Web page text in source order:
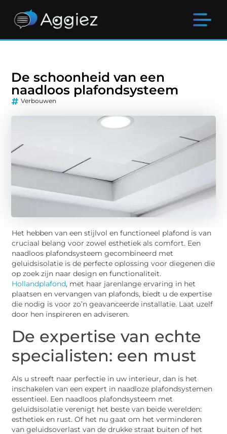
De schoonheid van een
naadloos plafondsysteem
Verbouwen
Het hebben van een stijlvol en functioneel plafond is van
cruciaal belang voor zowel esthetiek als comfort. Een
naadloos plafondsysteem gecombineerd met
geluidsisolatie is de perfecte oplossing voor diegenen die
op zoek zijn naar design en functionaliteit.
Hollandplafond, met haar jarenlange ervaring in het
plaatsen en vervangen van plafonds, biedt u de expertise
die nodig is voor zo’n geavanceerde installatie. Laat uzelf
door hen inspireren en adviseren.
De expertise van echte
specialisten: een must
Als u streeft naar perfectie in uw interieur, dan is het
inschakelen van een expert in naadloze plafondsystemen
essentieel. Een naadloos plafondsysteem met
geluidsisolatie verenigt het beste van beide werelden:
esthetiek en rust. Of het nu gaat om het verminderen
van geluidsoverlast van de drukke straat buiten of het